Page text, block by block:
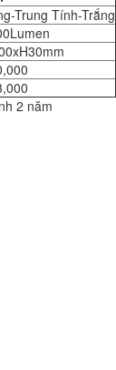
Trung Tính-Trắng
2 năm